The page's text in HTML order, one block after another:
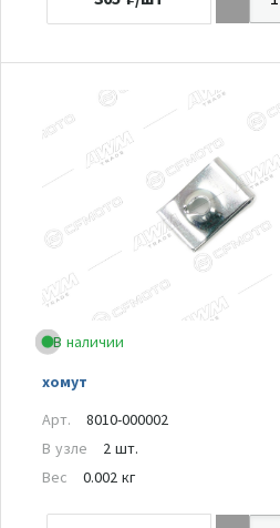
В наличии
хомут
Арт.
8010-000002
В узле
2 шт.
Вес
0.002 кг